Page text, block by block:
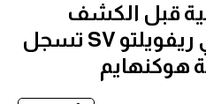
قبل الكشف
الرسمي: لامبورغيني ريفويلتو SV تسجل
هوكنهايم